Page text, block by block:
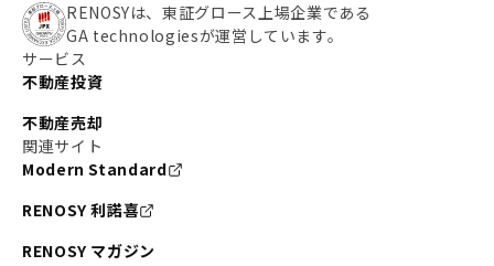
RENOSYは、東証グロース上場企業である
GA technologiesが運営しています。
サービス
不動産投資
不動産売却
関連サイト
Modern Standard
RENOSY 利諾喜
RENOSY マガジン